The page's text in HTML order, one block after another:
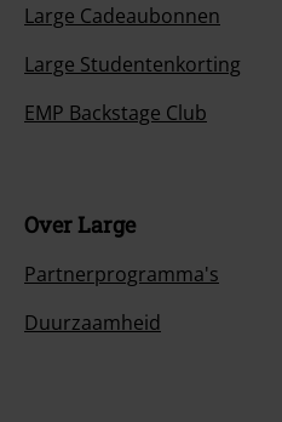
Large Cadeaubonnen
Large Studentenkorting
EMP Backstage Club
Over Large
Partnerprogramma's
Duurzaamheid